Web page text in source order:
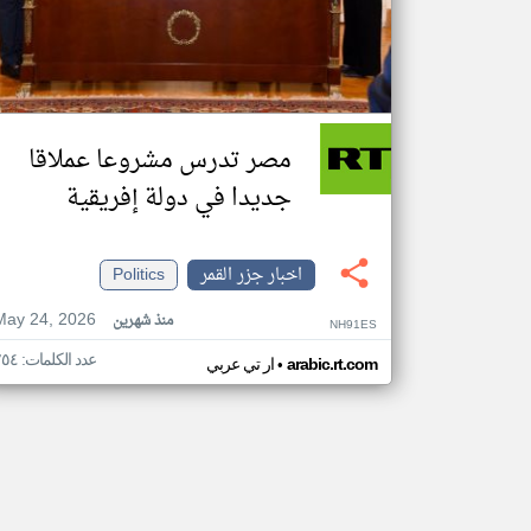
مصر تدرس مشروعا عملاقا
جديدا في دولة إفريقية
اخبار جزر القمر
Politics
24, 2026
منذ شهرين NH91ES
ار تي عربي• arabic.rt.com عدد الكلمات: ٢٥٤